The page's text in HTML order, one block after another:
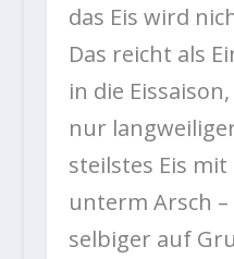
das Eis wird
Das reicht als
in die
nur
steilstes Eis
unterm Arsch
selbiger auf